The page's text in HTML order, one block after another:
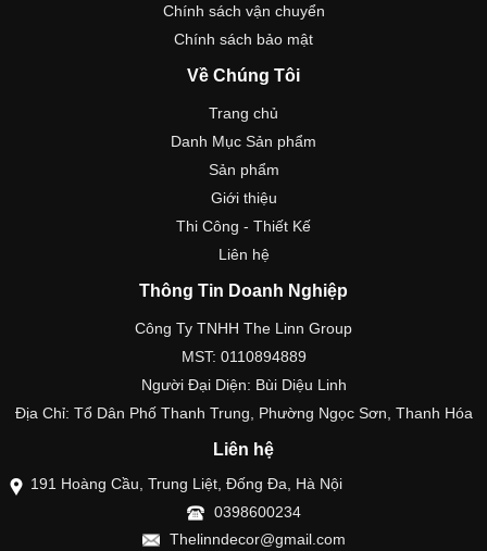
Chính sách vận chuyển
Chính sách bảo mật
Về Chúng Tôi
Trang chủ
Danh Mục Sản phẩm
Sản phẩm
Giới thiệu
Thi Công - Thiết Kế
Liên hệ
Thông Tin Doanh Nghiệp
Công Ty TNHH The Linn Group
MST: 0110894889
Người Đại Diện: Bùi Diệu Linh
Địa Chỉ: Tổ Dân Phố Thanh Trung, Phường Ngọc Sơn, Thanh Hóa
Liên hệ
191 Hoàng Cầu, Trung Liệt, Đống Đa, Hà Nội
0398600234
Thelinndecor@gmail.com